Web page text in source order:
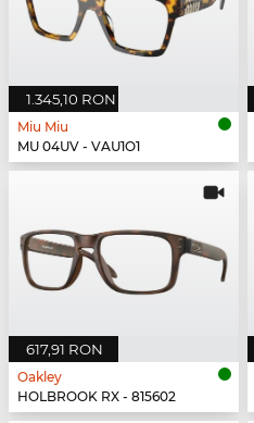
1.345,10 RON
Miu Miu
MU 04UV - VAU1O1
617,91 RON
Oakley
HOLBROOK RX - 815602